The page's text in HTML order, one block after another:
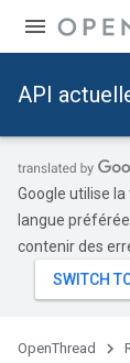
API
Google utilise
langue
contenir des
OpenThread